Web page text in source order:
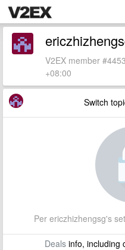
V2EX member
+08:00
Switch
Per ericzhizhengsg's
Dealsinfo, including